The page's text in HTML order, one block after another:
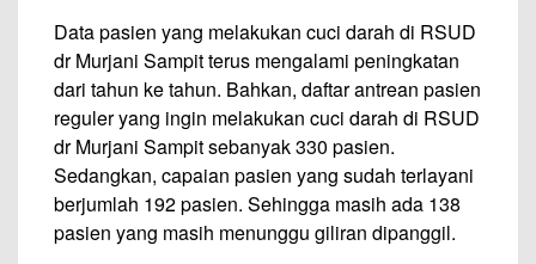
Data pasien yang melakukan cuci darah di RSUD
dr Murjani Sampit terus mengalami peningkatan
dari tahun ke tahun. Bahkan, daftar antrean pasien
reguler yang ingin melakukan cuci darah di RSUD
dr Murjani Sampit sebanyak 330 pasien.
Sedangkan, capaian pasien yang sudah terlayani
berjumlah 192 pasien. Sehingga masih ada 138
pasien yang masih menunggu giliran dipanggil.